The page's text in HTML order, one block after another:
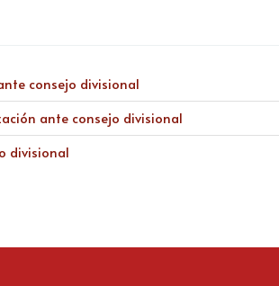
consejo divisional
ante consejo divisional
divisional